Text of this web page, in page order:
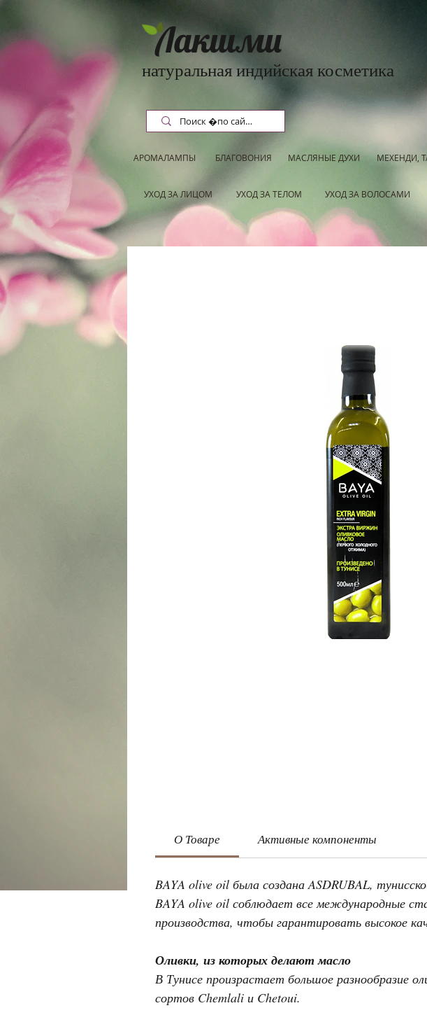
Лакшми
натуральная индийская косметика
АРОМАЛАМПЫ БЛАГОВОНИЯ МАСЛЯНЫЕ ДУХИ МЕХЕНДИ,
УХОД ЗА ЛИЦОМ УХОД ЗА ТЕЛОМ УХОД ЗА ВОЛОСАМИ
О Товаре Активные компоненты
BAYA olive oil была создана ASDRUBAL,
BAYA olive oil соблюдает все международные
производства, чтобы гарантировать высокое
Оливки, из которых делают масло
В Тунисе произрастает большое разнообразие
сортов Chemlali и Chetoui.